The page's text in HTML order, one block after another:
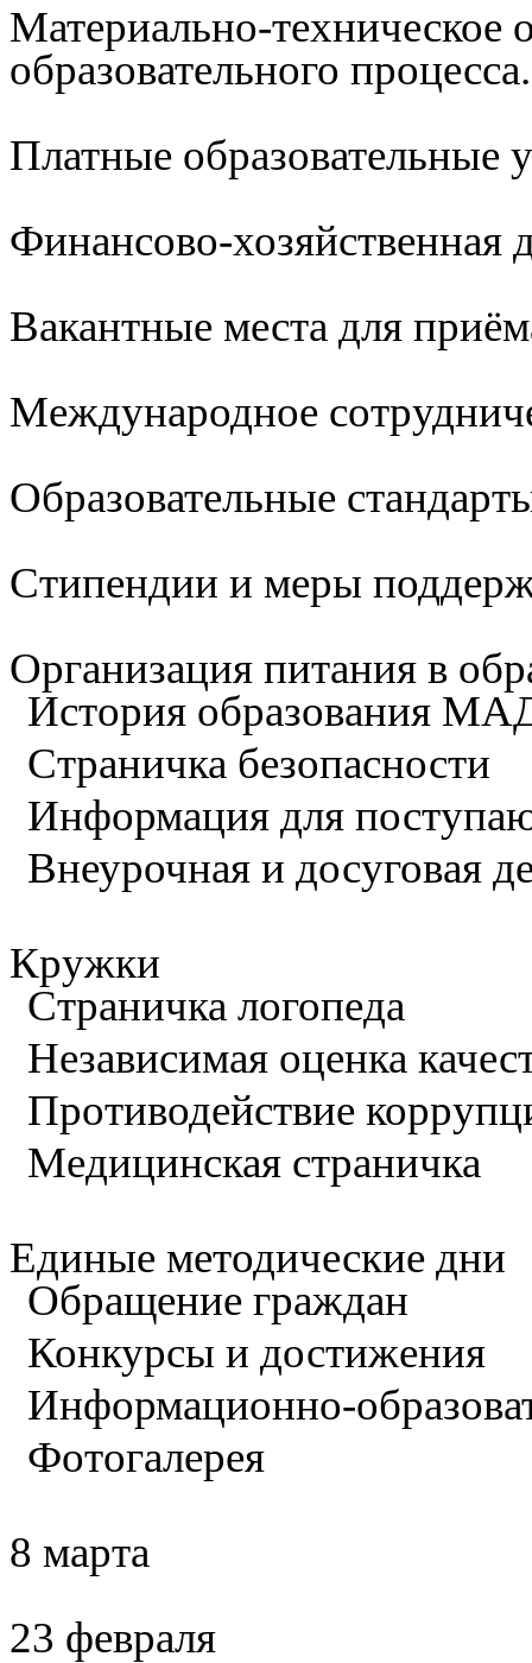
Материально-техническое
образовательного
Платные образовательные
Финансово-хозяйственная
Вакантные места для
Международное
Образовательные
Стипендии и меры
Организация питания в
История образования
Страничка безопасности
Информация для
Внеурочная и досуговая
Кружки
Страничка логопеда
Независимая оценка
Противодействие
Медицинская страничка
Единые методические дни
Обращение граждан
Конкурсы и достижения
Информационно-
Фотогалерея
8 марта
23 февраля